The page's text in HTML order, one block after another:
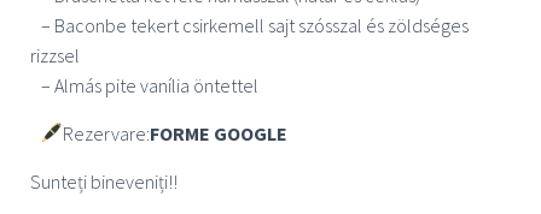
– Baconbe tekert csirkemell sajt szósszal és zöldséges
rizzsel
– Almás pite vanília öntettel
Rezervare:FORME GOOGLE
Sunteți bineveniți!!